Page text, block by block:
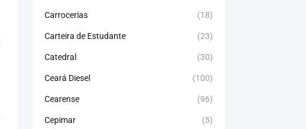
Carrocerias (18)
Carteira de Estudante (23)
Catedral (30)
Ceará Diesel (100)
Cearense (96)
Cepimar (5)